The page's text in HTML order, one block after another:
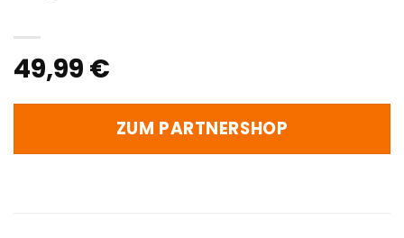
49,99 €
ZUM PARTNERSHOP